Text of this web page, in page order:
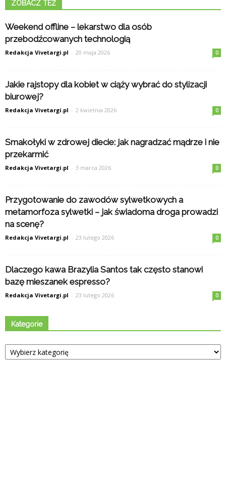
ZOBACZ TEŻ
Weekend offline – lekarstwo dla osób
przebodźcowanych technologią
Redakcja Vivetargi.pl - 20 maja 2026 0
Jakie rajstopy dla kobiet w ciąży wybrać do stylizacji
biurowej?
Redakcja Vivetargi.pl - 2 kwietnia 2026 0
Smakołyki w zdrowej diecie: jak nagradzać mądrze i nie
przekarmić
Redakcja Vivetargi.pl - 3 marca 2026 0
Przygotowanie do zawodów sylwetkowych a
metamorfoza sylwetki – jak świadoma droga prowadzi
na scenę?
Redakcja Vivetargi.pl - 23 lutego 2026 0
Dlaczego kawa Brazylia Santos tak często stanowi
bazę mieszanek espresso?
Redakcja Vivetargi.pl - 23 lutego 2026 0
Kategorie
Kategorie